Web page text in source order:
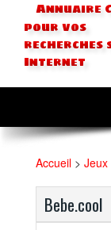
Annuaire
pour vos
recherches
Internet
Accueil > Jeux
Bebe.cool